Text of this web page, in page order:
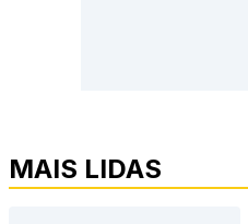
MAIS LIDAS